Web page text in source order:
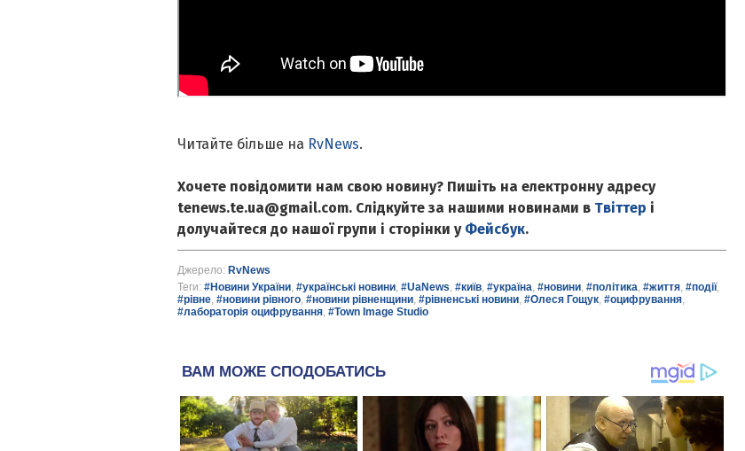
Читайте більше на RvNews.
Хочете повідомити нам свою новину? Пишіть на електронну адресу
tenews.te.ua@gmail.com. Слідкуйте за нашими новинами в Твіттер і
долучайтеся до нашої групи і сторінки у Фейсбук.
Джерело: RvNews
Теги: #Новини України, #українські новини, #UaNews, #київ, #україна, #новини, #політика, #життя, #події,
#рівне, #новини рівного, #новини рівненщини, #рівненські новини, #Олеся Гощук, #оцифрування,
#лабораторія оцифрування, #Town Image Studio